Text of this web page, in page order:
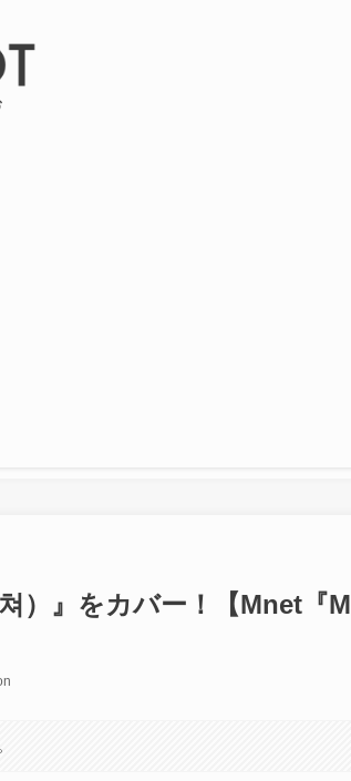
）』をカバー！【Mnet『M